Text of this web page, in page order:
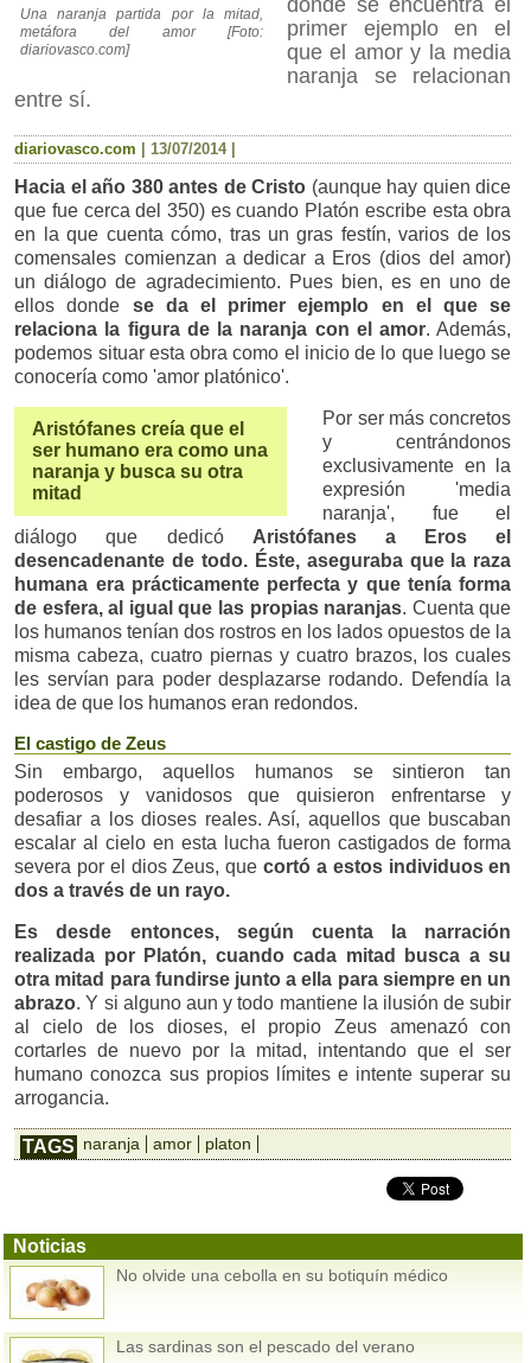
Una naranja partida por la mitad,
metáfora del amor [Foto:
diariovasco.com]
primer ejemplo en el
que el amor y la media
naranja se relacionan
entre sí.
diariovasco.com |13/07/2014|
Hacia el año 380 antes de Cristo (aunque hay quien dice
que fue cerca del 350) es cuando Platón escribe esta obra
en la que cuenta cómo, tras un gras festín, varios de los
comensales comienzan a dedicar a Eros (dios del amor)
un diálogo de agradecimiento. Pues bien, es en uno de
ellos donde se da el primer ejemplo en el que se
relaciona la figura de la naranja con el amor. Además,
podemos situar esta obra como el inicio de lo que luego se
conocería como 'amor platónico'.
Aristófanes creía que el
ser humano era como una
naranja y busca su otra
mitad
Por ser más concretos
y centrándonos
exclusivamente en la
expresión 'media
naranja', fue el
diálogo que dedicó Aristófanes a Eros el
desencadenante de todo. Éste, aseguraba que la raza
humana era prácticamente perfecta y que tenía forma
de esfera, al igual que las propias naranjas. Cuenta que
los humanos tenían dos rostros en los lados opuestos de la
misma cabeza, cuatro piernas y cuatro brazos, los cuales
les servían para poder desplazarse rodando. Defendía la
idea de que los humanos eran redondos.
El castigo de Zeus
Sin embargo, aquellos humanos se sintieron tan
poderosos y vanidosos que quisieron enfrentarse y
desafiar a los dioses reales. Así, aquellos que buscaban
escalar al cielo en esta lucha fueron castigados de forma
severa por el dios Zeus, que cortó a estos individuos en
dos a través de un rayo.
Es desde entonces, según cuenta la narración
realizada por Platón, cuando cada mitad busca a su
otra mitad para fundirse junto a ella para siempre en un
abrazo. Y si alguno aun y todo mantiene la ilusión de subir
al cielo de los dioses, el propio Zeus amenazó con
cortarles de nuevo por la mitad, intentando que el ser
humano conozca sus propios límites e intente superar su
arrogancia.
TAGS naranja amor platon
Noticias
No olvide una cebolla en su botiquín médico
Las sardinas son el pescado del verano